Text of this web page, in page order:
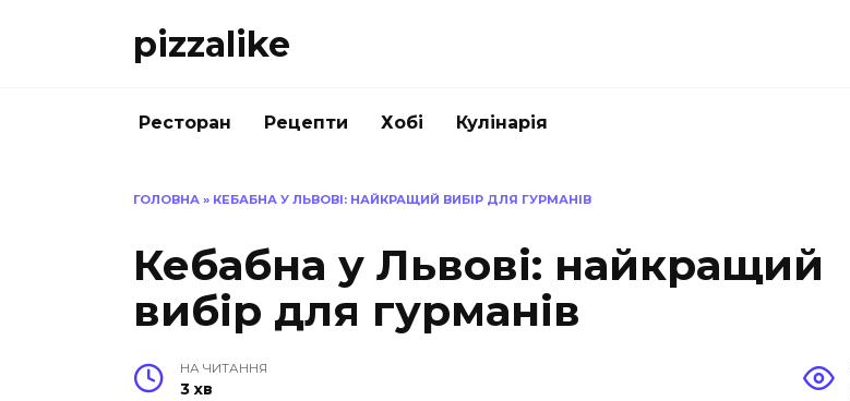
pizzalike
Ресторан Рецепти Хобі Кулінарія
ГОЛОВНА » КЕБАБНА У ЛЬВОВІ: НАЙКРАЩИЙ ВИБІР ДЛЯ ГУРМАНІВ
Кебабна у Львові: найкращий
вибір для гурманів
НА ЧИТАННЯ
3 хв